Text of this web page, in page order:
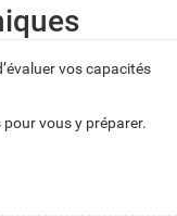
vos capacités
vous y préparer.